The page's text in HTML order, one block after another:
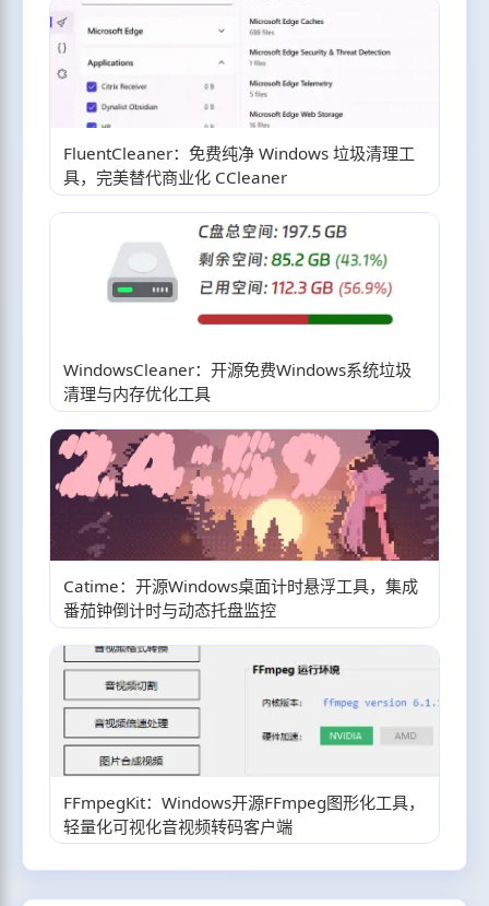
FluentCleaner：免费纯净 Windows 垃圾清理工
具，完美替代商业化 CCleaner
WindowsCleaner：开源免费Windows系统垃圾
清理与内存优化工具
Catime：开源Windows桌面计时悬浮工具，集成
番茄钟倒计时与动态托盘监控
FFmpegKit：Windows开源FFmpeg图形化工具，
轻量化可视化音视频转码客户端